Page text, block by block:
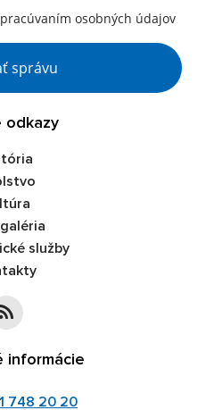
osobných údajov
správu
odkazy
služby
informácie
748 20 20